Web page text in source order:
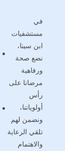
في
مستشفيات
ابن سينا،
نضع صحة
ورفاهية
مرضانا على
رأس
أولوياتنا،
ونضمن لهم
تلقي الرعاية
والاهتمام